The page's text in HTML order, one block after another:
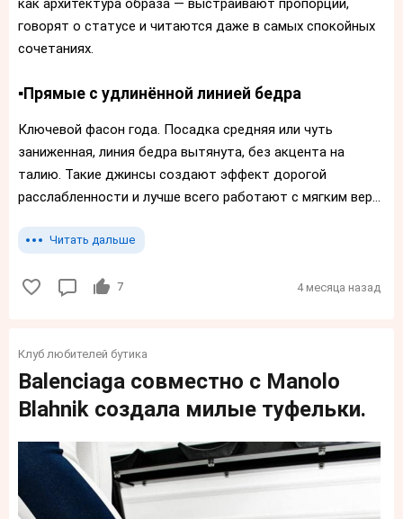
как архитектура образа — выстраивают пропорции,
говорят о статусе и читаются даже в самых спокойных
сочетаниях.
▪️Прямые с удлинённой линией бедра
Ключевой фасон года. Посадка средняя или чуть
заниженная, линия бедра вытянута, без акцента на
талию. Такие джинсы создают эффект дорогой
расслабленности и лучше всего работают с мягким вер...
Читать дальше
7 4 месяца назад
Клуб любителей бутика
Balenciaga совместно с Manolo
Blahnik создала милые туфельки.